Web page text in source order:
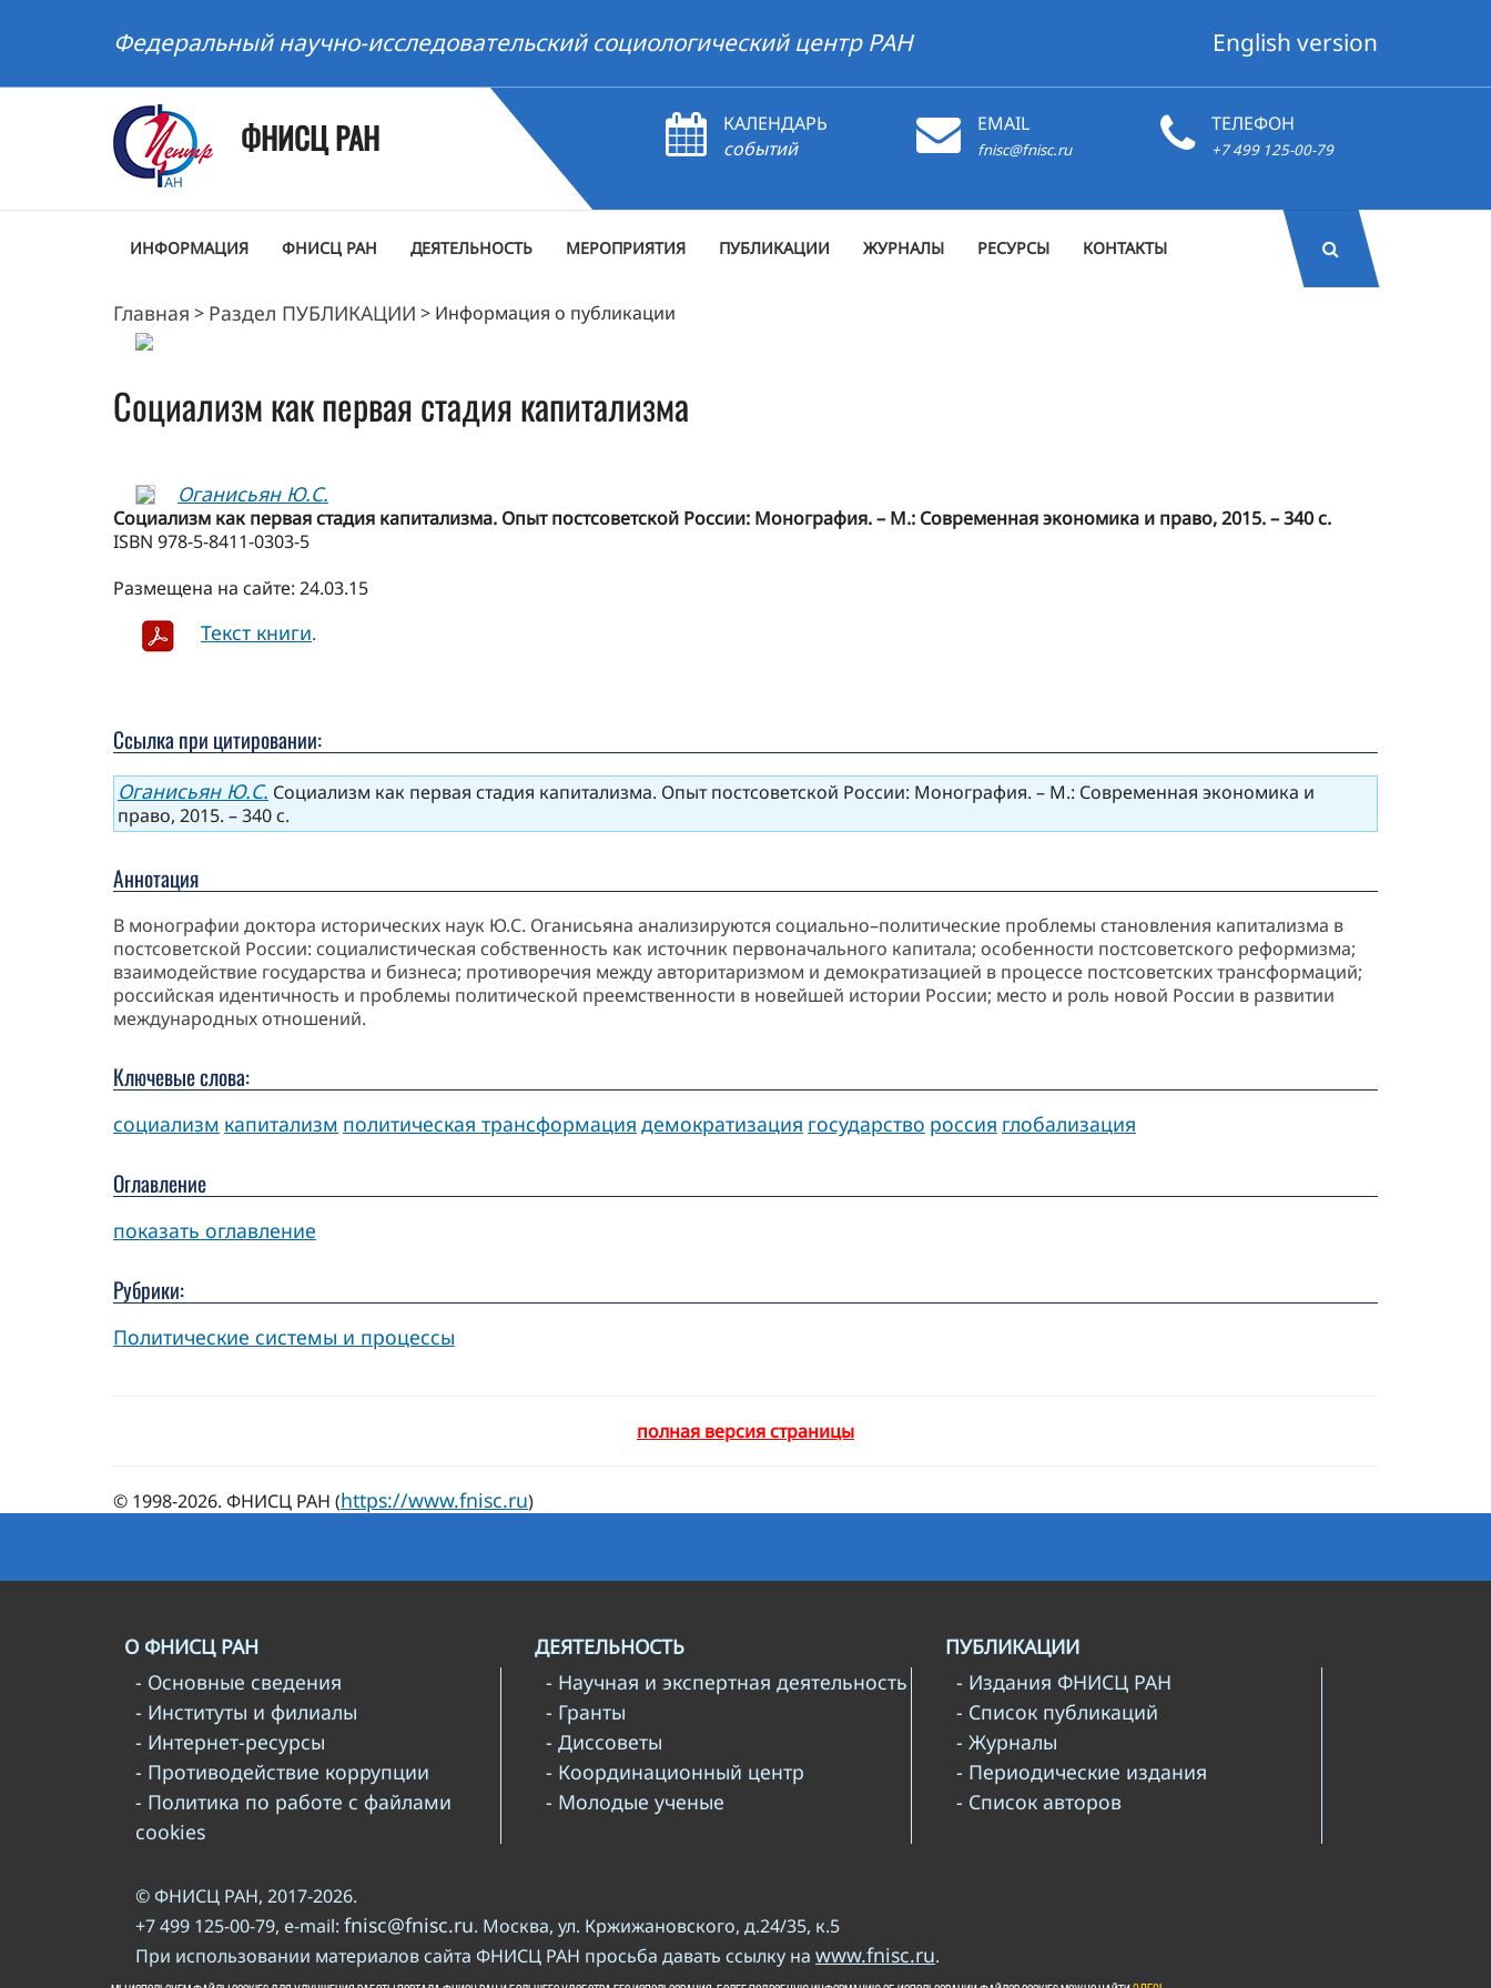
Федеральный научно-исследовательский социологический центр РАН English version
ФНИСЦ РАН
КАЛЕНДАРЬ
событий
EMAIL
fnisc@fnisc.ru
ТЕЛЕФОН
+7 499 125-00-79
ИНФОРМАЦИЯ ФНИСЦ РАН ДЕЯТЕЛЬНОСТЬ МЕРОПРИЯТИЯ ПУБЛИКАЦИИ ЖУРНАЛЫ РЕСУРСЫ КОНТАКТЫ
Главная > Раздел ПУБЛИКАЦИИ > Информация о публикации
Социализм как первая стадия капитализма
Оганисьян Ю.С.
Социализм как первая стадия капитализма. Опыт постсоветской России: Монография. – М.: Современная экономика и право, 2015. – 340 с.
ISBN 978-5-8411-0303-5
Размещена на сайте: 24.03.15
Текст книги.
Ссылка при цитировании:
Оганисьян Ю.С. Социализм как первая стадия капитализма. Опыт постсоветской России: Монография. – М.: Современная экономика и
право, 2015. – 340 с.
Аннотация
В монографии доктора исторических наук Ю.С. Оганисьяна анализируются социально–политические проблемы становления капитализма в
постсоветской России: социалистическая собственность как источник первоначального капитала; особенности постсоветского реформизма;
взаимодействие государства и бизнеса; противоречия между авторитаризмом и демократизацией в процессе постсоветских трансформаций;
российская идентичность и проблемы политической преемственности в новейшей истории России; место и роль новой России в развитии
международных отношений.
Ключевые слова:
социализм капитализм политическая трансформация демократизация государство россия глобализация
Оглавление
показать оглавление
Рубрики:
Политические системы и процессы
полная версия страницы
© 1998-2026. ФНИСЦ РАН (https://www.fnisc.ru)
О ФНИСЦ РАН
- Основные сведения
- Институты и филиалы
- Интернет-ресурсы
- Противодействие коррупции
- Политика по работе с файлами
cookies
ДЕЯТЕЛЬНОСТЬ
- Научная и экспертная деятельность
- Гранты
- Диссоветы
- Координационный центр
- Молодые ученые
ПУБЛИКАЦИИ
- Издания ФНИСЦ РАН
- Список публикаций
- Журналы
- Периодические издания
- Список авторов
© ФНИСЦ РАН, 2017-2026.
+7 499 125-00-79, e-mail: fnisc@fnisc.ru. Москва, ул. Кржижановского, д.24/35, к.5
При использовании материалов сайта ФНИСЦ РАН просьба давать ссылку на www.fnisc.ru.